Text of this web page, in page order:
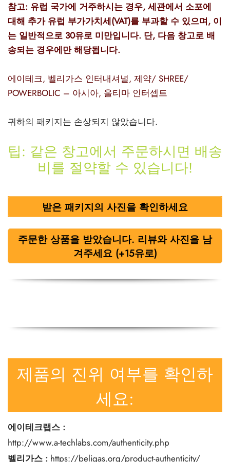
참고: 유럽 국가에 거주하시는 경우, 세관에서 소포에
대해 추가 유럽 부가가치세(VAT)를 부과할 수 있으며, 이
는 일반적으로 30유로 미만입니다. 단, 다음 창고로 배
송되는 경우에만 해당됩니다.
에이테크, 벨리가스 인터내셔널, 제약/ SHREE/
POWERBOLIC – 아시아, 울티마 인터셉트
귀하의 패키지는 손상되지 않았습니다.
팁: 같은 창고에서 주문하시면 배송
비를 절약할 수 있습니다!
받은 패키지의 사진을 확인하세요
주문한 상품을 받았습니다. 리뷰와 사진을 남
겨주세요 (+15유로)
제품의 진위 여부를 확인하
세요:
에이테크랩스 :
http://www.a-techlabs.com/authenticity.php
벨리가스 : https://beligas.org/product-authenticity/
파마 🇪🇺
/ 소마트롭 🇪🇺
파마 🇪🇺
파마 🇪🇺🌍
/ 제네틱 🇪🇺
논 🇪🇺
SHREE/ POWERBOLIC – 아시아 🇺🇸 🌍
론 페닐프로피오네이트(NPP)
볼란 주사제(메테놀론)
톨론 아세테이트(MENT)
롤 주사제(스타노졸롤)
스테론 수스타논
스테론 운데카노에이트
닐
렌볼론(경구용)
리모볼란(메테놀론 아세테이트)
(시부트라민)
론 아세테이트
투리나볼
론(메스테롤론)
개선제
린
조각
렐린
르니틴(L-카르니틴)
루티드(오젬픽)
알파
베타 TB-500
파티데(문자로)
렐린 GnRH
파티데(문자로)
다린
– 스테나볼릭
지 사진
미국)
미국)